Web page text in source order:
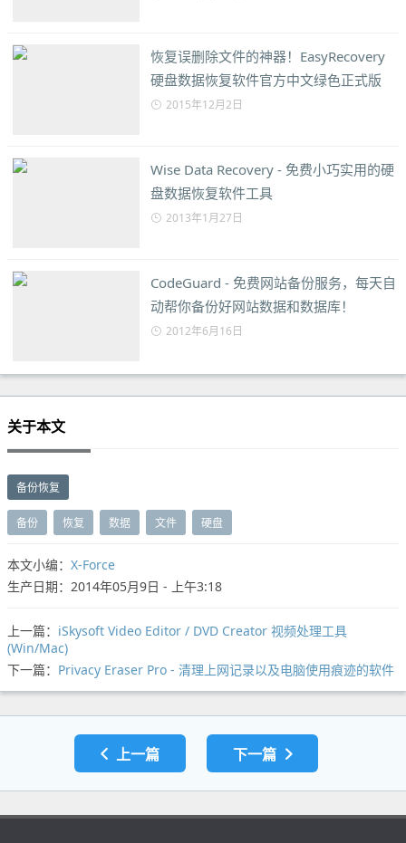
恢复误删除文件的神器！EasyRecovery
硬盘数据恢复软件官方中文绿色正式版
2015年12月2日
Wise Data Recovery - 免费小巧实用的硬
盘数据恢复软件工具
2013年1月27日
CodeGuard - 免费网站备份服务，每天自
动帮你备份好网站数据和数据库！
2012年6月16日
关于本文
备份恢复
备份 恢复 数据 文件 硬盘
本文小编： X-Force
生产日期：2014年05月9日 - 上午3:18
上一篇： iSkysoft Video Editor / DVD Creator 视频处理工具
(Win/Mac)
下一篇： Privacy Eraser Pro - 清理上网记录以及电脑使用痕迹的软件
上一篇 下一篇